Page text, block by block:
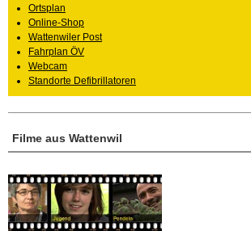
Filme aus Wattenwil
Ortsplan
Online-Shop
Wattenwiler Post
Fahrplan ÖV
Webcam
Standorte Defibrillatoren